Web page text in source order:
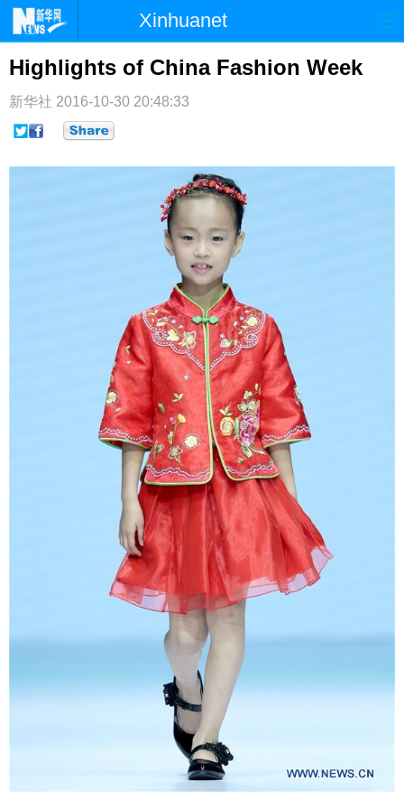
Xinhuanet
首页 时政 国际 港澳
台湾 财经
纪检
文娱 图片 视频 论坛
微博
Highlights of China Fashion Week
新华社 2016-10-30 20:48:33